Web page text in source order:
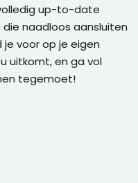
up-to-date
naadloos aansluiten
je voor op je eigen
uitkomt, en ga vol
tegemoet!